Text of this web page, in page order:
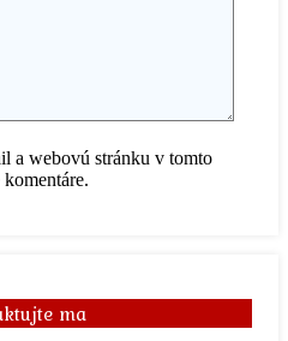
a webovú stránku v tomto
ma